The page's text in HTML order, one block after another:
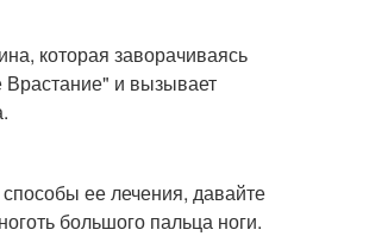
которая заворачиваясь
Врастание" и вызывает
ее лечения, давайте
большого пальца ноги.